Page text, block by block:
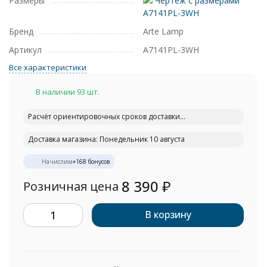
A7141PL-3WH
Бренд
Arte Lamp
Артикул
A7141PL-3WH
Все характеристики
В наличии 93 шт.
Расчёт ориентировочных сроков доставки...
Доставка магазина: Понедельник 10 августа
Начислим+168 бонусов
Розничная цена 8 390 ₽
В корзину